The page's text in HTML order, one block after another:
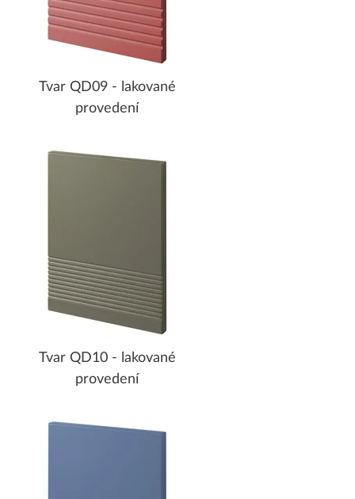
Tvar QD09 - lakované
provedení
Tvar QD10 - lakované
provedení